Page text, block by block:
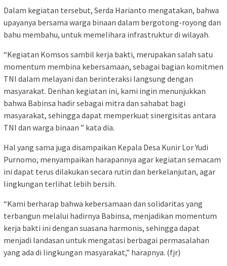
Dalam kegiatan tersebut, Serda Harianto mengatakan, bahwa
upayanya bersama warga binaan dalam bergotong-royong dan
bahu membahu, untuk memelihara infrastruktur di wilayah.
“Kegiatan Komsos sambil kerja bakti, merupakan salah satu
momentum membina kebersamaan, sebagai bagian komitmen
TNI dalam melayani dan berinteraksi langsung dengan
masyarakat. Denhan kegiatan ini, kami ingin menunjukkan
bahwa Babinsa hadir sebagai mitra dan sahabat bagi
masyarakat, sehingga dapat memperkuat sinergisitas antara
TNI dan warga binaan ” kata dia.
Hal yang sama juga disampaikan Kepala Desa Kunir Lor Yudi
Purnomo, menyampaikan harapannya agar kegiatan semacam
ini dapat terus dilakukan secara rutin dan berkelanjutan, agar
lingkungan terlihat lebih bersih.
“Kami berharap bahwa kebersamaan dan solidaritas yang
terbangun melalui hadirnya Babinsa, menjadikan momentum
kerja bakti ini dengan suasana harmonis, sehingga dapat
menjadi landasan untuk mengatasi berbagai permasalahan
yang ada di lingkungan masyarakat,” harapnya. (fjr)